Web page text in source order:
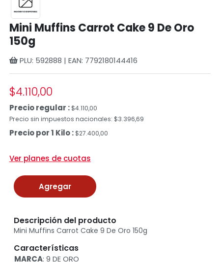
Mini Muffins Carrot Cake 9 De Oro
150g
PLU: 592888 | EAN: 7792180144416
$4.110,00
Precio regular :$4.110,00
Precio sin impuestos nacionales: $3.396,69
Precio por 1 Kilo : $27.400,00
Ver planes de cuotas
Agregar
Descripción del producto
Mini Muffins Carrot Cake 9 De Oro 150g
Características
MARCA: 9 DE ORO